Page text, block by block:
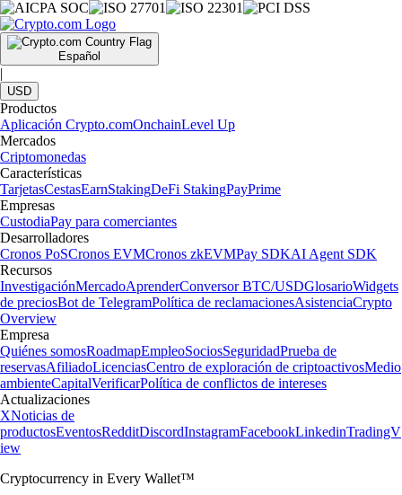
Español
|
USD
Productos
Aplicación Crypto.comOnchainLevel Up
Mercados
Criptomonedas
Características
TarjetasCestasEarnStakingDeFi StakingPayPrime
Empresas
CustodiaPay para comerciantes
Desarrolladores
Cronos PoSCronos EVMCronos zkEVMPay SDKAI Agent SDK
Recursos
InvestigaciónMercadoAprenderConversor BTC/USDGlosarioWidgets
de preciosBot de TelegramPolítica de reclamacionesAsistenciaCrypto
Overview
Empresa
Quiénes somosRoadmapEmpleoSociosSeguridadPrueba de
reservasAfiliadoLicenciasCentro de exploración de criptoactivosMedio
ambienteCapitalVerificarPolítica de conflictos de intereses
Actualizaciones
XNoticias de
productosEventosRedditDiscordInstagramFacebookLinkedinTradingV
iew
Cryptocurrency in Every Wallet™